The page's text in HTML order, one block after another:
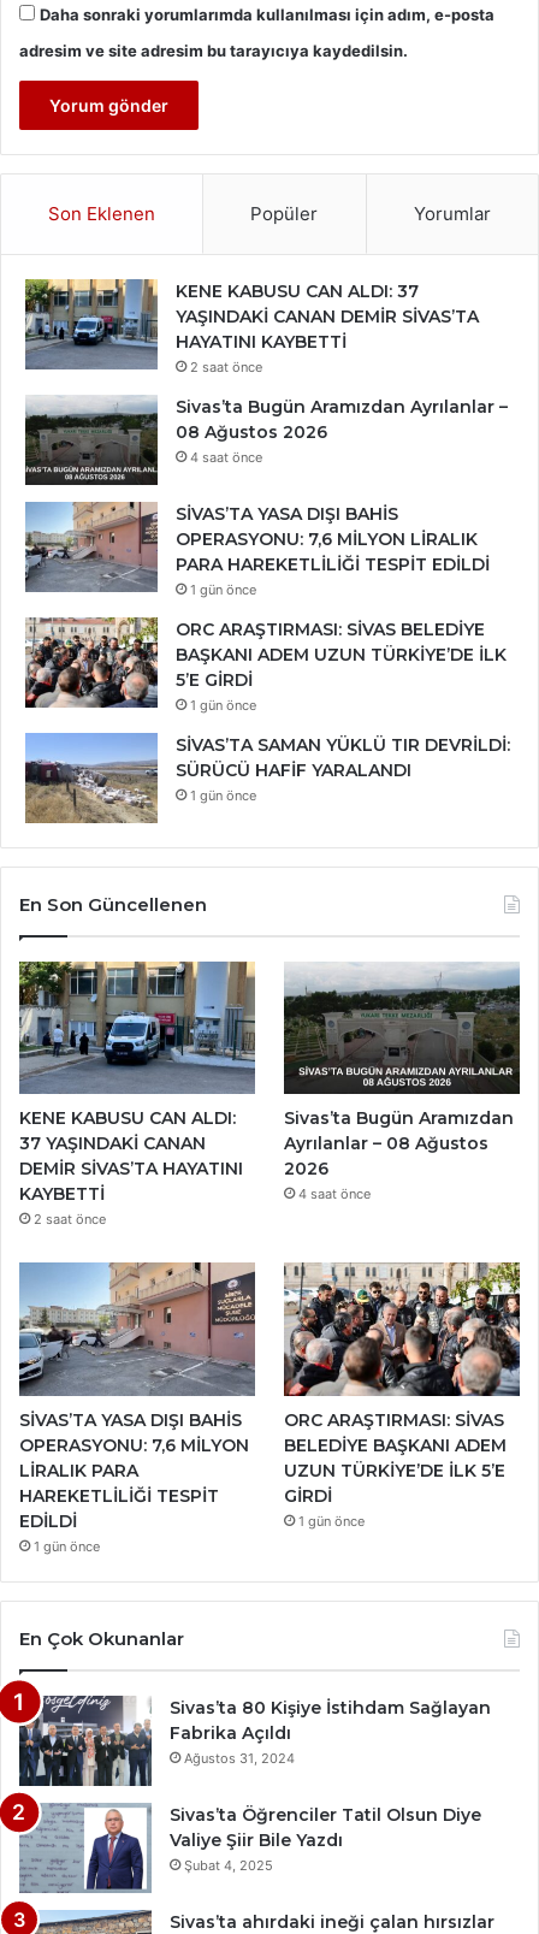
Daha sonraki yorumlarımda kullanılması için adım, e-posta
adresim ve site adresim bu tarayıcıya kaydedilsin.
Son Eklenen Popüler Yorumlar
KENE KABUSU CAN ALDI: 37
YAŞINDAKİ CANAN DEMİR SİVAS’TA
HAYATINI KAYBETTİ
2 saat önce
Sivas’ta Bugün Aramızdan Ayrılanlar –
08 Ağustos 2026
4 saat önce
SİVAS’TA YASA DIŞI BAHİS
OPERASYONU: 7,6 MİLYON LİRALIK
PARA HAREKETLİLİĞİ TESPİT EDİLDİ
1 gün önce
ORC ARAŞTIRMASI: SİVAS BELEDİYE
BAŞKANI ADEM UZUN TÜRKİYE’DE İLK
5’E GİRDİ
1 gün önce
SİVAS’TA SAMAN YÜKLÜ TIR DEVRİLDİ:
SÜRÜCÜ HAFİF YARALANDI
1 gün önce
En Son Güncellenen
KENE KABUSU CAN ALDI:
37 YAŞINDAKİ CANAN
DEMİR SİVAS’TA HAYATINI
KAYBETTİ
2 saat önce
Sivas’ta Bugün Aramızdan
Ayrılanlar – 08 Ağustos
2026
4 saat önce
SİVAS’TA YASA DIŞI BAHİS
OPERASYONU: 7,6 MİLYON
LİRALIK PARA
HAREKETLİLİĞİ TESPİT
EDİLDİ
1 gün önce
ORC ARAŞTIRMASI: SİVAS
BELEDİYE BAŞKANI ADEM
UZUN TÜRKİYE’DE İLK 5’E
GİRDİ
1 gün önce
En Çok Okunanlar
Sivas’ta 80 Kişiye İstihdam Sağlayan
Fabrika Açıldı
Ağustos 31, 2024
Sivas’ta Öğrenciler Tatil Olsun Diye
Valiye Şiir Bile Yazdı
Şubat 4, 2025
Sivas’ta ahırdaki ineği çalan hırsızlar